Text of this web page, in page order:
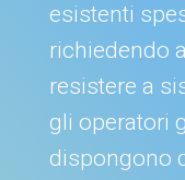
esistenti
richiedendo
resistere a
gli operatori
dispongono